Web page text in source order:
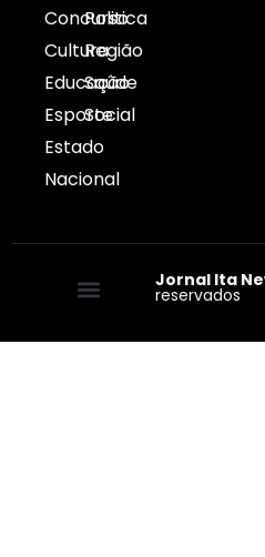
Concurso
Cultura
Educação
Esporte
Estado
Nacional
Politica
Região
Saúde
Social
Jornal Ita
reservados